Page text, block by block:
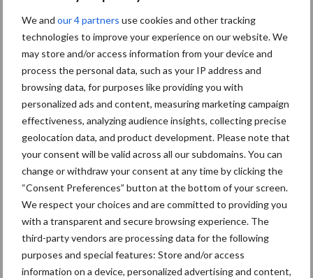
We and our 4 partners use cookies and other tracking
technologies to improve your experience on our website. We
may store and/or access information from your device and
process the personal data, such as your IP address and
browsing data, for purposes like providing you with
personalized ads and content, measuring marketing campaign
effectiveness, analyzing audience insights, collecting precise
geolocation data, and product development. Please note that
your consent will be valid across all our subdomains. You can
change or withdraw your consent at any time by clicking the
“Consent Preferences” button at the bottom of your screen.
We respect your choices and are committed to providing you
with a transparent and secure browsing experience. The
third-party vendors are processing data for the following
purposes and special features: Store and/or access
information on a device, personalized advertising and content,
Primaire
Sidebar
Recent nieuws Partner nieuws
6 aug
"Hoge verwachtingen van schijven
Machines Duurzaamheid
Toon meer